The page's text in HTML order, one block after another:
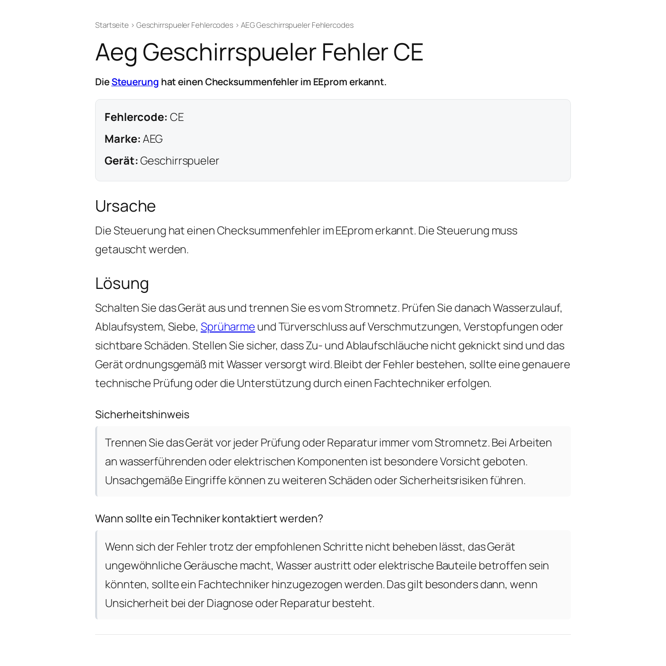
Startseite › Geschirrspueler Fehlercodes › AEG Geschirrspueler Fehlercodes
Aeg Geschirrspueler Fehler CE
DieSteuerung hat einen Checksummenfehler im EEprom erkannt.
Fehlercode: CE
Marke:AEG
Gerät:Geschirrspueler
Ursache
Die Steuerung hat einen Checksummenfehler im EEprom erkannt. Die Steuerung muss
getauscht werden.
Lösung
Schalten Sie das Gerät aus und trennen Sie es vom Stromnetz. Prüfen Sie danach Wasserzulauf,
Ablaufsystem, Siebe, Sprüharme und Türverschluss auf Verschmutzungen, Verstopfungen oder
sichtbare Schäden. Stellen Sie sicher, dass Zu- und Ablaufschläuche nicht geknickt sind und das
Gerät ordnungsgemäß mit Wasser versorgt wird. Bleibt der Fehler bestehen, sollte eine genauere
technische Prüfung oder die Unterstützung durch einen Fachtechniker erfolgen.
Sicherheitshinweis
Trennen Sie das Gerät vor jeder Prüfung oder Reparatur immer vom Stromnetz. Bei Arbeiten
an wasserführenden oder elektrischen Komponenten ist besondere Vorsicht geboten.
Unsachgemäße Eingriffe können zu weiteren Schäden oder Sicherheitsrisiken führen.
Wann sollte ein Techniker kontaktiert werden?
Wenn sich der Fehler trotz der empfohlenen Schritte nicht beheben lässt, das Gerät
ungewöhnliche Geräusche macht, Wasser austritt oder elektrische Bauteile betroffen sein
könnten, sollte ein Fachtechniker hinzugezogen werden. Das gilt besonders dann, wenn
Unsicherheit bei der Diagnose oder Reparatur besteht.